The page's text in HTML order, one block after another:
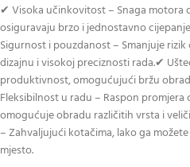
✔ Visoka učinkovitost – Snaga motora
osiguravaju brzo i jednostavno
Sigurnost i pouzdanost – Smanjuje
dizajnu i visokoj preciznosti rada.✔
produktivnost, omogućujući bržu
Fleksibilnost u radu – Raspon
omogućuje obradu različitih vrsta i
– Zahvaljujući kotačima, lako ga
mjesto.